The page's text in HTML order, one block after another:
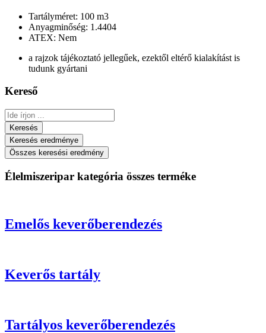
Tartályméret: 100 m3
Anyagminőség: 1.4404
ATEX: Nem
a rajzok tájékoztató jellegűek, ezektől eltérő kialakítást is
tudunk gyártani
Kereső
Search
...Keresés
Keresés eredménye
Összes keresési eredmény
Élelmiszeripar kategória összes terméke
Emelős keverőberendezés
Keverős tartály
Tartályos keverőberendezés